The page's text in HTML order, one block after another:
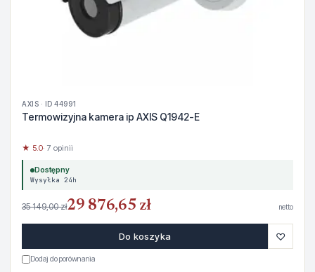
AXIS · ID 44991
Termowizyjna kamera ip AXIS Q1942-E
★ 5.0· 7 opinii
Dostępny
Wysyłka 24h
35 149,00 zł29 876,65 zł netto
Do koszyka ♡
Dodaj do porównania